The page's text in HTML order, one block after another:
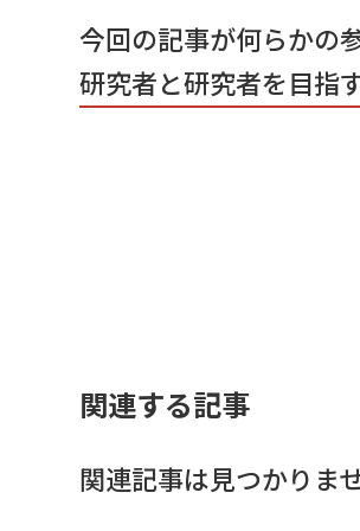
今回の記事が何らかの
研究者と研究者を目指
関連する記事
関連記事は見つかりま